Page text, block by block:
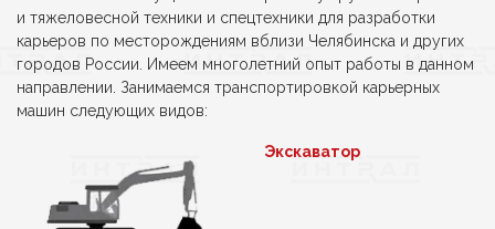
и тяжеловесной техники и спецтехники для разработки
карьеров по месторождениям вблизи Челябинска и других
городов России. Имеем многолетний опыт работы в данном
направлении. Занимаемся транспортировкой карьерных
машин следующих видов:
Экскаватор